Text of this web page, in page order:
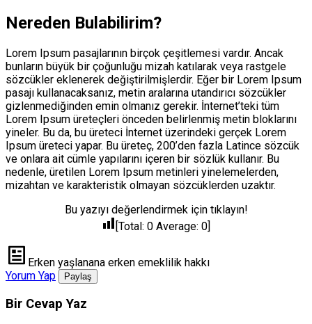
Nereden Bulabilirim?
Lorem Ipsum pasajlarının birçok çeşitlemesi vardır. Ancak
bunların büyük bir çoğunluğu mizah katılarak veya rastgele
sözcükler eklenerek değiştirilmişlerdir. Eğer bir Lorem Ipsum
pasajı kullanacaksanız, metin aralarına utandırıcı sözcükler
gizlenmediğinden emin olmanız gerekir. İnternet’teki tüm
Lorem Ipsum üreteçleri önceden belirlenmiş metin bloklarını
yineler. Bu da, bu üreteci İnternet üzerindeki gerçek Lorem
Ipsum üreteci yapar. Bu üreteç, 200’den fazla Latince sözcük
ve onlara ait cümle yapılarını içeren bir sözlük kullanır. Bu
nedenle, üretilen Lorem Ipsum metinleri yinelemelerden,
mizahtan ve karakteristik olmayan sözcüklerden uzaktır.
Bu yazıyı değerlendirmek için tıklayın!
[Total: 0 Average: 0]
Erken yaşlanana erken emeklilik hakkı
Yorum Yap
Paylaş
Bir Cevap Yaz